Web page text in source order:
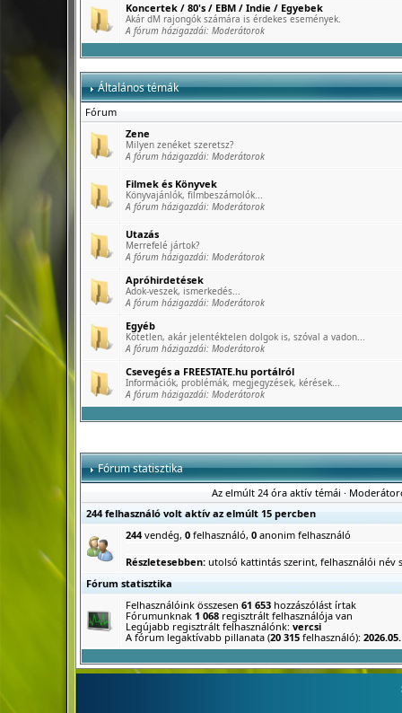
Koncertek / 80's / EBM / Indie / Egyebek
Akár dM rajongók számára is érdekes események.
A fórum házigazdái: Moderátorok
Általános témák
Fórum
Zene
Milyen zenéket szeretsz?
A fórum házigazdái: Moderátorok
Filmek és Könyvek
Könyvajánlók, filmbeszámolók...
A fórum házigazdái: Moderátorok
Utazás
Merrefelé jártok?
A fórum házigazdái: Moderátorok
Apróhirdetések
Adok-veszek, ismerkedés...
A fórum házigazdái: Moderátorok
Egyéb
Kötetlen, akár jelentéktelen dolgok is, szóval a vadon...
A fórum házigazdái: Moderátorok
Csevegés a FREESTATE.hu portálról
Információk, problémák, megjegyzések, kérések...
A fórum házigazdái: Moderátorok
Fórum statisztika
Az elmúlt 24 óra aktív témái ·
244 felhasználó volt aktív az elmúlt 15 percben
244vendég, 0felhasználó, 0anonim felhasználó
Részletesebben: utolsó kattintás szerint, felhasználói név
Fórum statisztika
Felhasználóink összesen 61 653hozzászólást írtak
Fórumunknak 1 068regisztrált felhasználója van
Legújabb regisztrált felhasználónk: vercsi
A fórum legaktívabb pillanata (20 315felhasználó):